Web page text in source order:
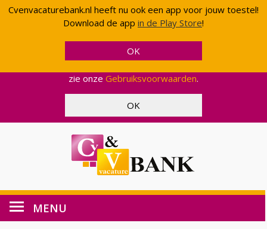
Cvenvacaturebank.nl heeft nu ook een app voor jouw toestel!
Download de app in de Play Store!
Cvenvacaturebank.nl gebruikt cookies en scripts van
Google om uw gebruik van onze website geanonimiseerd
te analyseren. Op deze manier kunnen wij functionaliteit
en effectiviteit aanpassen, zodat wij u een zo optimaal
zie onze Gebruiksvoorwaarden.
MENU